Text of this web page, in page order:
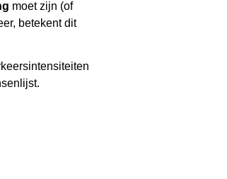
moet zijn (of
betekent dit